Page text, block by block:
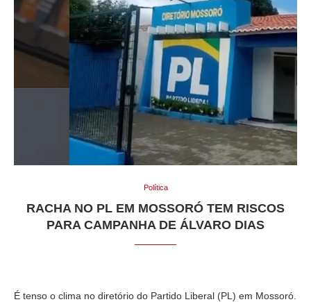
Política
RACHA NO PL EM MOSSORÓ TEM RISCOS
PARA CAMPANHA DE ÁLVARO DIAS
É tenso o clima no diretório do Partido Liberal (PL) em Mossoró.